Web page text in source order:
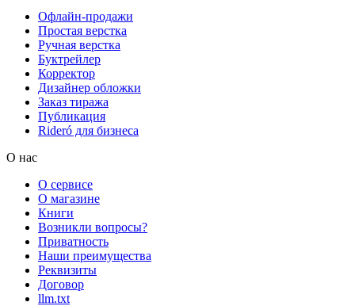
Офлайн-продажи
Простая верстка
Ручная верстка
Буктрейлер
Корректор
Дизайнер обложки
Заказ тиража
Публикация
Rideró для бизнеса
О нас
О сервисе
О магазине
Книги
Возникли вопросы?
Приватность
Наши преимущества
Реквизиты
Договор
llm.txt